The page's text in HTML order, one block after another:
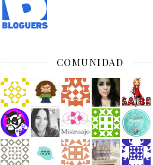
COMUNIDAD